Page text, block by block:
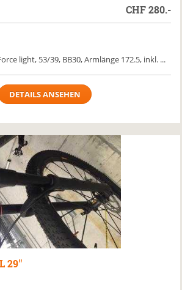
CHF280.-
light, 53/39, BB30, Armlänge 172.5, inkl. ...
DETAILS ANSEHEN
29''